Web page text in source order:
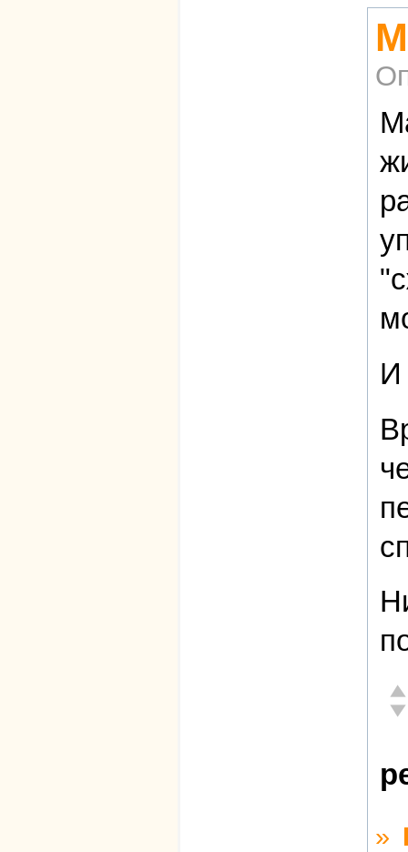
И
»